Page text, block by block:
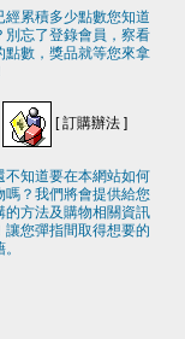
經累積多少點數您知道
別忘了登錄會員，察看
點數，獎品就等您來拿
[訂購辦法]
不知道要在本網站如何
嗎？我們將會提供給您
的方法及購物相關資訊
讓您彈指間取得想要的